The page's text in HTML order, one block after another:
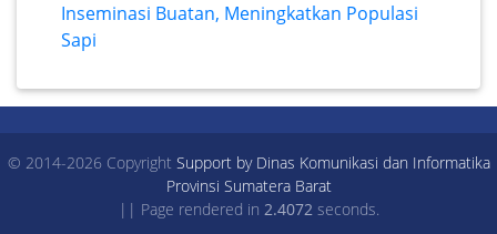
Inseminasi Buatan, Meningkatkan Populasi
Sapi
© 2014-2026 Copyright Support by Dinas Komunikasi dan Informatika
Provinsi Sumatera Barat
|| Page rendered in 2.4072seconds.